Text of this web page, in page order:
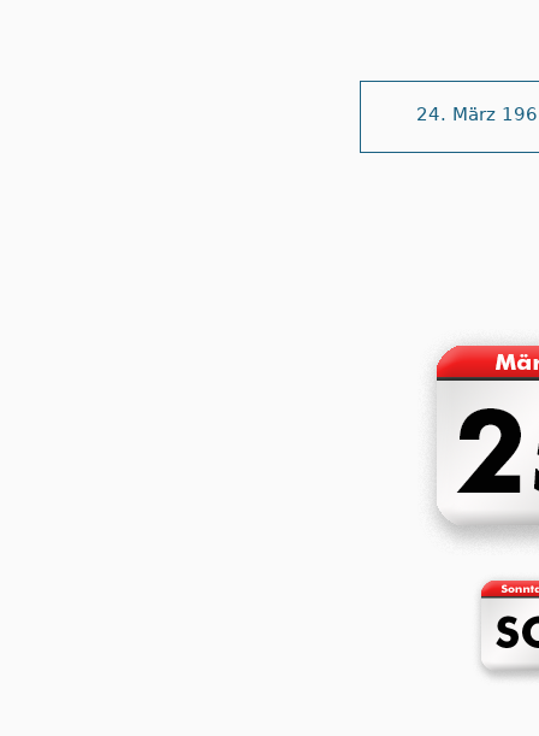
24. März